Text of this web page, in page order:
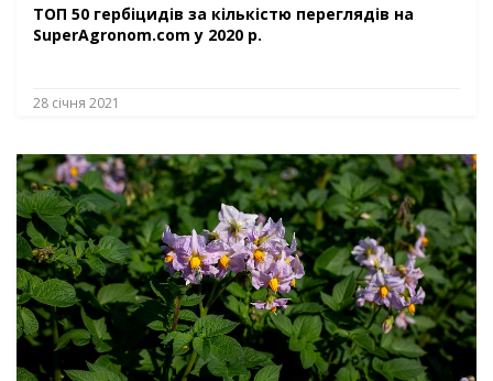
ТОП 50 гербіцидів за кількістю переглядів на
SuperAgronom.com у 2020 р.
28 січня 2021